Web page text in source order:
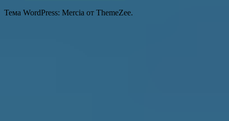
Тема WordPress: Mercia от ThemeZee.